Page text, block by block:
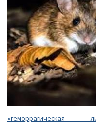
прокуратуры